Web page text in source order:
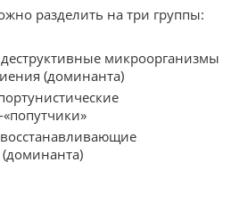
разделить на три группы:
микроорганизмы
(доминанта)